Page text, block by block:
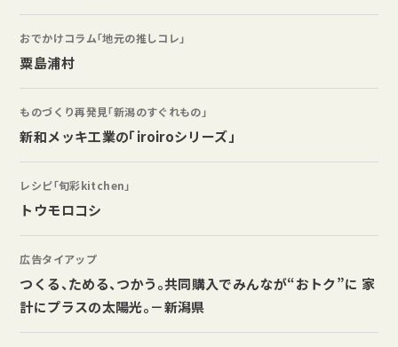
おでかけコラム「地元の推しコレ」
粟島浦村
ものづくり再発見「新潟のすぐれもの」
新和メッキ工業の「iroiroシリーズ」
レシピ「旬彩kitchen」
トウモロコシ
広告タイアップ
つくる、ためる、つかう。共同購入でみんなが“おトク”に 家
計にプラスの太陽光。－新潟県